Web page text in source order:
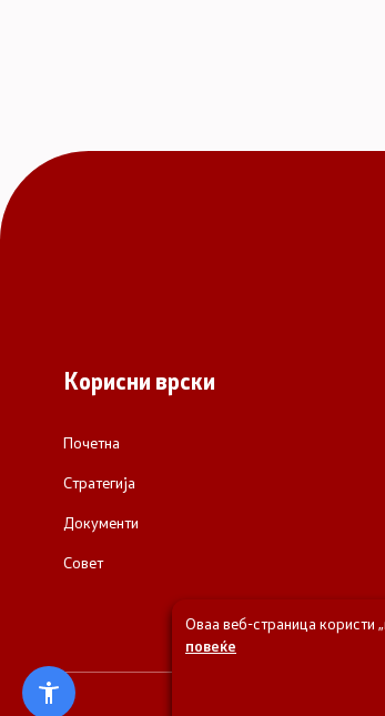
Корисни врски
Почетна
Стратегија
Документи
Совет
Оваа веб-страница користи
повеќе